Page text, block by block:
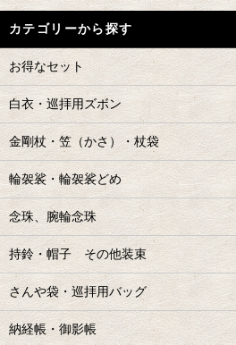
カテゴリーから探す
お得なセット
白衣・巡拝用ズボン
金剛杖・笠（かさ）・杖袋
輪袈裟・輪袈裟どめ
念珠、腕輪念珠
持鈴・帽子 その他装束
さんや袋・巡拝用バッグ
納経帳・御影帳